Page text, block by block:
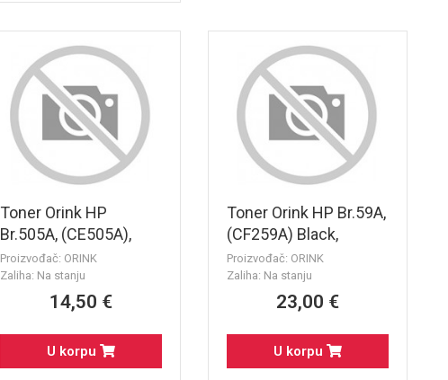
Toner Orink HP
Br.505A, (CE505A),
80A (CF280A) Black,
(2300 str.)
Proizvođač: ORINK
Zaliha: Na stanju
14,50 €
U korpu
Toner Orink HP Br.59A,
(CF259A) Black,
(3000str.) SA CHIPOM
- za HP LaserJet Pro
M404dw, M404n,
M428fdn, M428fdw,
M304a
Proizvođač: ORINK
Zaliha: Na stanju
23,00 €
U korpu